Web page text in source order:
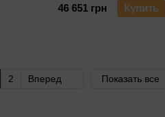
46 651 грн
Купить
2 Вперед Показать все